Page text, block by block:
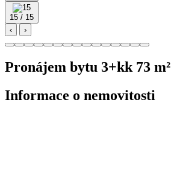
15 / 15
‹
›
Pronájem bytu 3+kk 73 m²
Informace o nemovitosti